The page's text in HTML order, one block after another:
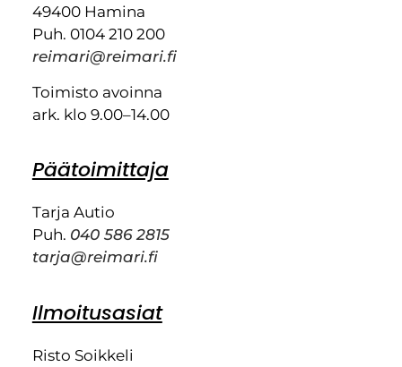
49400 Hamina
Puh. 0104 210 200
reimari@reimari.fi
Toimisto avoinna
ark. klo 9.00–14.00
Päätoimittaja
Tarja Autio
Puh. 040 586 2815
tarja@reimari.fi
Ilmoitusasiat
Risto Soikkeli